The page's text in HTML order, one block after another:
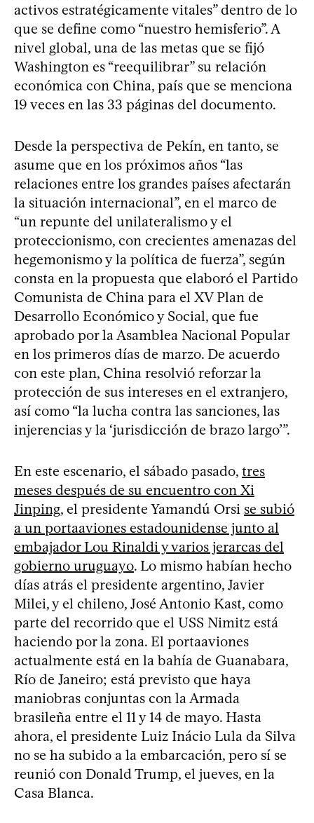
activos estratégicamente vitales” dentro de lo
que se define como “nuestro hemisferio”. A
nivel global, una de las metas que se fijó
Washington es “reequilibrar” su relación
económica con China, país que se menciona
19 veces en las 33 páginas del documento.
Desde la perspectiva de Pekín, en tanto, se
asume que en los próximos años “las
relaciones entre los grandes países afectarán
la situación internacional”, en el marco de
“un repunte del unilateralismo y el
proteccionismo, con crecientes amenazas del
hegemonismo y la política de fuerza”, según
consta en la propuesta que elaboró el Partido
Comunista de China para el XV Plan de
Desarrollo Económico y Social, que fue
aprobado por la Asamblea Nacional Popular
en los primeros días de marzo. De acuerdo
con este plan, China resolvió reforzar la
protección de sus intereses en el extranjero,
así como “la lucha contra las sanciones, las
injerencias y la ‘jurisdicción de brazo largo’”.
En este escenario, el sábado pasado, tres
meses después de su encuentro con Xi
Jinping, el presidente Yamandú Orsi se subió
a un portaaviones estadounidense junto al
embajador Lou Rinaldi y varios jerarcas del
gobierno uruguayo. Lo mismo habían hecho
días atrás el presidente argentino, Javier
Milei, y el chileno, José Antonio Kast, como
parte del recorrido que el USS Nimitz está
haciendo por la zona. El portaaviones
actualmente está en la bahía de Guanabara,
Río de Janeiro; está previsto que haya
maniobras conjuntas con la Armada
brasileña entre el 11 y 14 de mayo. Hasta
ahora, el presidente Luiz Inácio Lula da Silva
no se ha subido a la embarcación, pero sí se
reunió con Donald Trump, el jueves, en la
Casa Blanca.